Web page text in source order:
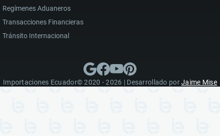
Regímenes Aduaneros
Transacciones Financieras
Tránsito Internacional
Importaciones Ecuador© 2020 - 2026 | Desarrollado porJaime Mise